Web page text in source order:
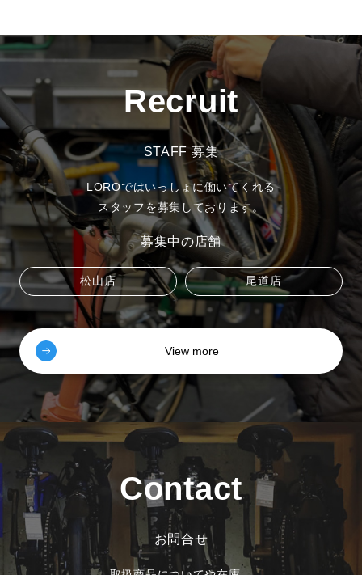
Recruit
STAFF 募集
LOROではいっしょに働いてくれる
スタッフを募集しております。
募集中の店舗
松山店 尾道店
View more
Contact
お問合せ